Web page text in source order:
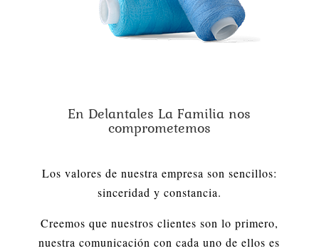
En Delantales La Familia nos
comprometemos
Los valores de nuestra empresa son sencillos:
sinceridad y constancia.
Creemos que nuestros clientes son lo primero,
nuestra comunicación con cada uno de ellos es